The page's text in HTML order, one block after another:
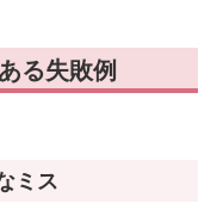
る失敗例
ミス